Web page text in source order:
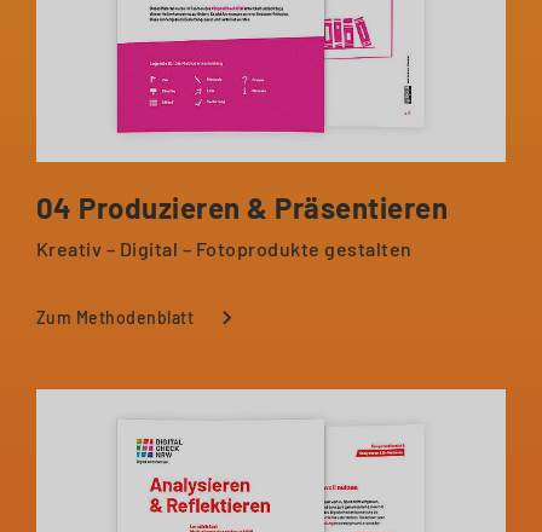
04 Produzieren & Präsentieren
Kreativ – Digital – Fotoprodukte gestalten
Zum Methodenblatt